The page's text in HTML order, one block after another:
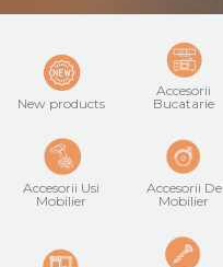
New products
Accesorii
Bucatarie
Accesorii Usi
Mobilier
Accesorii De
Mobilier